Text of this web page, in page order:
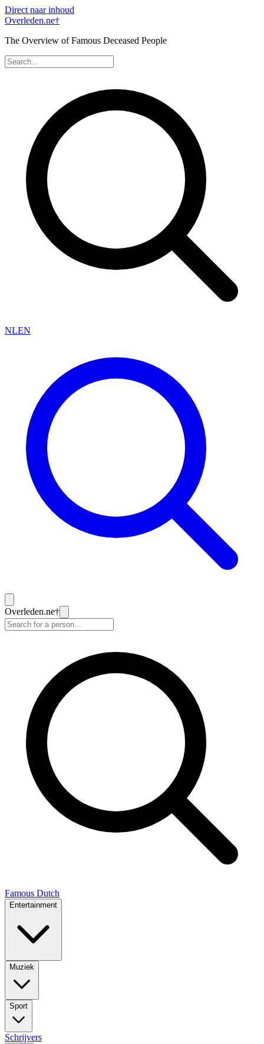
Direct naar inhoud
Overleden.ne†
The Overview of Famous Deceased People
NLEN
Overleden.ne†
Famous Dutch
Entertainment
Muziek
Sport
Schrijvers